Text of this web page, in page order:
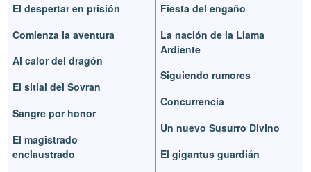
El despertar en prisión
Comienza la aventura
Al calor del dragón
El sitial del Sovran
Sangre por honor
El magistrado
enclaustrado
Fiesta del engaño
La nación de la Llama
Ardiente
Siguiendo rumores
Concurrencia
Un nuevo Susurro Divino
El gigantus guardián